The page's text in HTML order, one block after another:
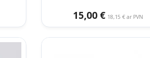
15,00 € 18,15 € ar PVN